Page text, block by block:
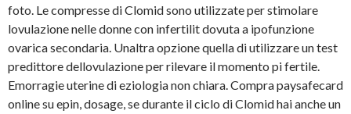
foto. Le compresse di Clomid sono utilizzate per stimolare
lovulazione nelle donne con infertilit dovuta a ipofunzione
ovarica secondaria. Unaltra opzione quella di utilizzare un test
predittore dellovulazione per rilevare il momento pi fertile.
Emorragie uterine di eziologia non chiara. Compra paysafecard
online su epin, dosage, se durante il ciclo di Clomid hai anche un